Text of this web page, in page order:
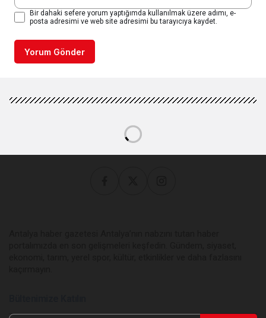
Bir dahaki sefere yorum yaptığımda kullanılmak üzere adımı, e-
posta adresimi ve web site adresimi bu tarayıcıya kaydet.
Yorum Gönder